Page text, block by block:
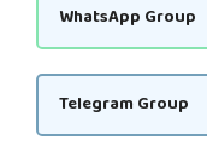
WhatsApp Group
Telegram Group